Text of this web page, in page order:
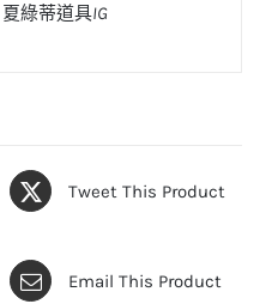
夏綠蒂道具IG
Tweet This Product
Email This Product